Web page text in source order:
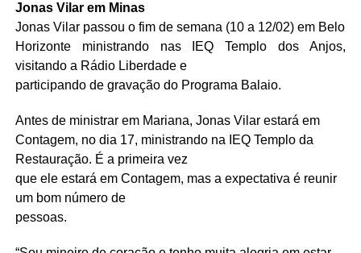
Jonas Vilar em Minas
Jonas Vilar passou o fim de semana (10 a 12/02) em Belo
Horizonte ministrando nas IEQ Templo dos Anjos,
visitando a Rádio Liberdade e
participando de gravação do Programa Balaio.
Antes de ministrar em Mariana, Jonas Vilar estará em
Contagem, no dia 17, ministrando na IEQ Templo da
Restauração. É a primeira vez
que ele estará em Contagem, mas a expectativa é reunir
um bom número de
pessoas.